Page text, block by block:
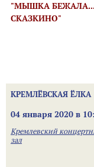
"МЫШКА
СКАЗКИНО"
КРЕМЛЁВСКАЯ ЁЛКА
04 января 2020 в
Кремлевский
зал